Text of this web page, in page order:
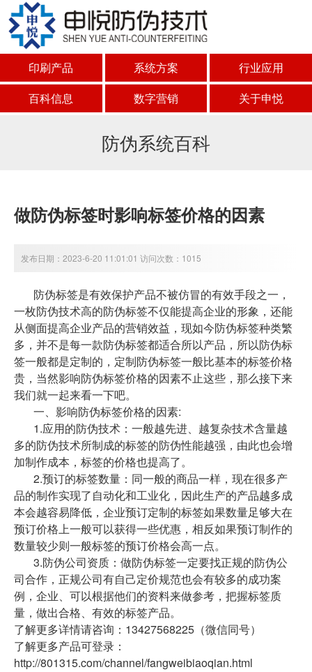
印刷产品 系统方案
行业应用
百科信息
数字营销 关于申悦
防伪系统百科
做防伪标签时影响标签价格的因素
发布日期：2023-6-20 11:01:01 访问次数：1015
防伪标签是有效保护产品不被仿冒的有效手段之一，
一枚防伪技术高的防伪标签不仅能提高企业的形象，还能
从侧面提高企业产品的营销效益，现如今防伪标签种类繁
多，并不是每一款防伪标签都适合所以产品，所以防伪标
签一般都是定制的，定制防伪标签一般比基本的标签价格
贵，当然影响防伪标签价格的因素不止这些，那么接下来
我们就一起来看一下吧。
一、影响防伪标签价格的因素:
1.应用的防伪技术：一般越先进、越复杂技术含量越
多的防伪技术所制成的标签的防伪性能越强，由此也会增
加制作成本，标签的价格也提高了。
2.预订的标签数量：同一般的商品一样，现在很多产
品的制作实现了自动化和工业化，因此生产的产品越多成
本会越容易降低，企业预订定制的标签如果数量足够大在
预订价格上一般可以获得一些优惠，相反如果预订制作的
数量较少则一般标签的预订价格会高一点。
3.防伪公司资质：做防伪标签一定要找正规的防伪公
司合作，正规公司有自己定价规范也会有较多的成功案
例，企业、可以根据他们的资料来做参考，把握标签质
量，做出合格、有效的标签产品。
了解更多详情请咨询：13427568225（微信同号）
了解更多产品可登录：
http://801315.com/channel/fangweibiaoqian.html